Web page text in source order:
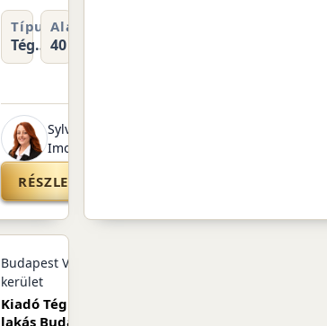
Típus
Tégla
lakás
Alapterület
40 m²
Sylvester
Imola
RÉSZLETEK
Budapest VII.
kerület
Kiadó Tégla
lakás Budapest